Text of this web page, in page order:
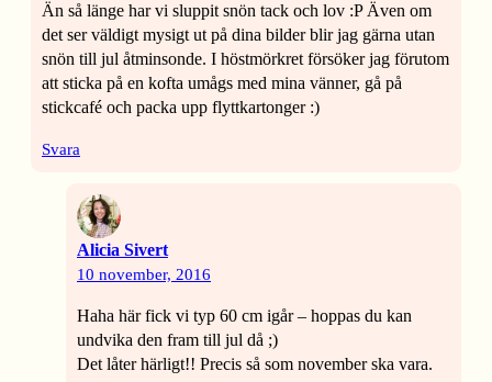
Än så länge har vi sluppit snön tack och lov :P Även om
det ser väldigt mysigt ut på dina bilder blir jag gärna utan
snön till jul åtminsonde. I höstmörkret försöker jag förutom
att sticka på en kofta umågs med mina vänner, gå på
stickcafé och packa upp flyttkartonger :)
Svara
Alicia Sivert
10 november, 2016
Haha här fick vi typ 60 cm igår – hoppas du kan
undvika den fram till jul då ;)
Det låter härligt!! Precis så som november ska vara.